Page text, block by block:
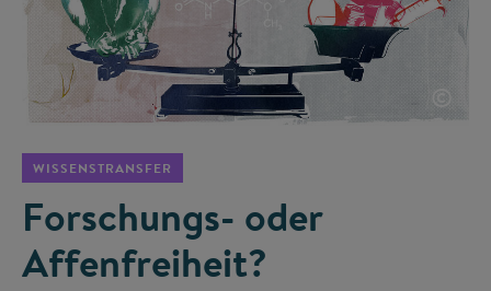
©
WISSENSTRANSFER
Forschungs- oder
Affenfreiheit?